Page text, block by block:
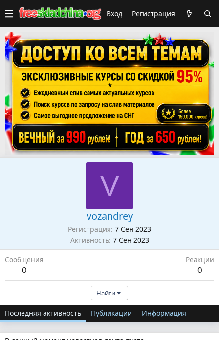
Вход Регистрация
V
vozandrey
Регистрация 7 Сен 2023
Активность 7 Сен 2023
Сообщения
0
Реакции
0
Найти
Последняя активность Публикации Информация